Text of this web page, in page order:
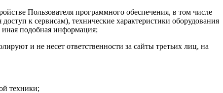
Пользователя программного обеспечения, в том числе
к сервисам), технические характеристики оборудования
иная подобная информация;
и не несет ответственности за сайты третьих лиц, на
техники;